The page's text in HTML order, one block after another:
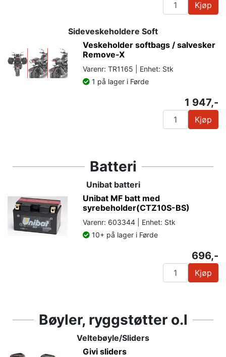
Kjøp
Sideveskeholdere Soft
Veskeholder softbags / salvesker
Remove-X
Varenr: TR1165 | Enhet: Stk
1 på lager i Førde
1 947,-
Kjøp
Batteri
Unibat batteri
Unibat MF batt med
syrebeholder(CTZ10S-BS)
Varenr: 603344 | Enhet: Stk
10+ på lager i Førde
696,-
Kjøp
Bøyler, ryggstøtter o.l
Veltebøyle/Sliders
Givi sliders